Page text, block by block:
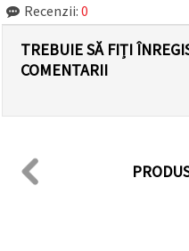
Recenzii: 0
TREBUIE SĂ FIȚI
COMENTARII